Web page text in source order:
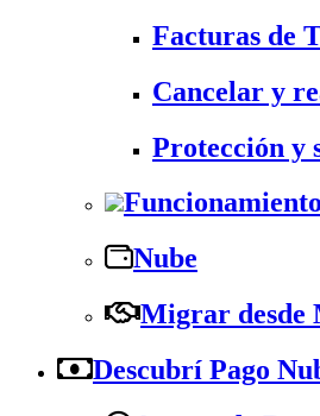
Facturas de
Cancelar y
Protección y
Nube
Migrar desde
Descubrí Pago